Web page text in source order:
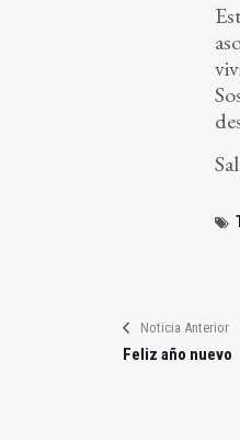
Noticia Anterior
Feliz año nuevo